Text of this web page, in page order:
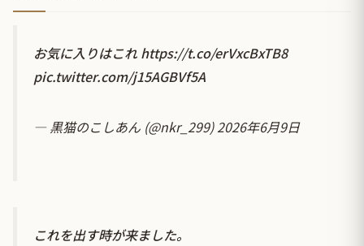
お気に入りはこれ https://t.co/erVxcBxTB8
pic.twitter.com/j15AGBVf5A
— 黒猫のこしあん (@nkr_299)2026年6月9日
これを出す時が来ました。